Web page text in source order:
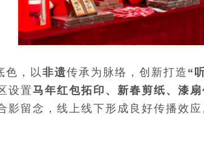
色，以非遗传承为脉络，创新打造 “
设置马年红包拓印、新春剪纸、漆扇
影留念，线上线下形成良好传播效应